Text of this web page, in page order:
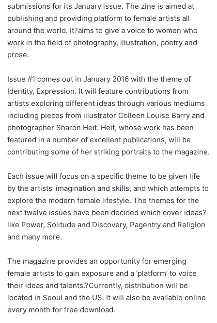
submissions for its January issue. The zine is aimed at
publishing and providing platform to female artists all
around the world. It?aims to give a voice to women who
work in the field of photography, illustration, poetry and
prose.
Issue #1 comes out in January 2016 with the theme of
Identity, Expression. It will feature contributions from
artists exploring different ideas through various mediums
including pieces from illustrator Colleen Louise Barry and
photographer Sharon Heit. Heit, whose work has been
featured in a number of excellent publications, will be
contributing some of her striking portraits to the magazine.
Each issue will focus on a specific theme to be given life
by the artists’ imagination and skills, and which attempts to
explore the modern female lifestyle. The themes for the
next twelve issues have been decided which cover ideas?
like Power, Solitude and Discovery, Pagentry and Religion
and many more.
The magazine provides an opportunity for emerging
female artists to gain exposure and a ‘platform’ to voice
their ideas and talents.?Currently, distribution will be
located in Seoul and the US. It will also be available online
every month for free download.